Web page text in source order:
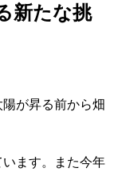
新たな挑
が昇る前から畑
ます。また今年